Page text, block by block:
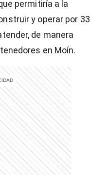
permitiría a la
y operar por 33
de manera
en Moín.